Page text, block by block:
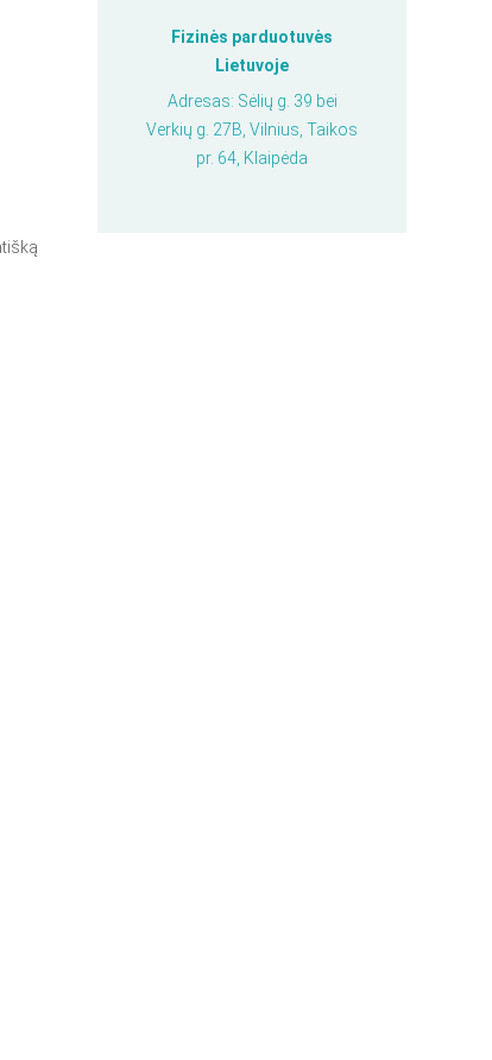
Fizinės parduotuvės
Lietuvoje
Adresas: Sėlių g. 39 bei
Verkių g. 27B, Vilnius, Taikos
pr. 64, Klaipėda